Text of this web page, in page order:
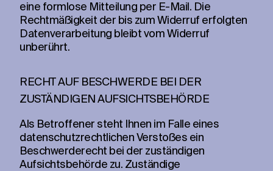
eine formlose Mitteilung per E-Mail. Die
Rechtmäßigkeit der bis zum Widerruf erfolgten
Datenverarbeitung bleibt vom Widerruf
unberührt.
RECHT AUF BESCHWERDE BEI DER
ZUSTÄNDIGEN AUFSICHTSBEHÖRDE
Als Betroffener steht Ihnen im Falle eines
datenschutzrechtlichen Verstoßes ein
Beschwerderecht bei der zuständigen
Aufsichtsbehörde zu. Zuständige